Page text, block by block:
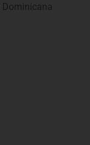
Dominicana